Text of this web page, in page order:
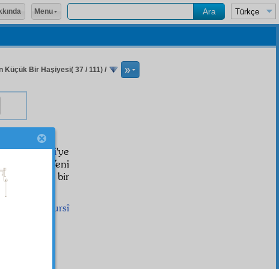
Küçük Bir Haşiyesi( 37 / 111) /
Sabri'ye
Yeni
yanımda bir
Said Nursî
Menu